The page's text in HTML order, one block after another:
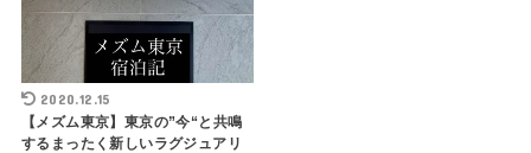
2020.12.15
【メズム東京】東京の”今“と共鳴
するまったく新しいラグジュアリ